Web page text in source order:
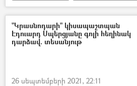
պատվաստում
կորոնավիրուս
գործատու
"Կրասնոդարի" կիսապաշտպան
Էդուարդ Սպերցյանը գոլի հեղինակ
դարձավ. տեսանյութ
26 սեպտեմբերի 2021, 22:11